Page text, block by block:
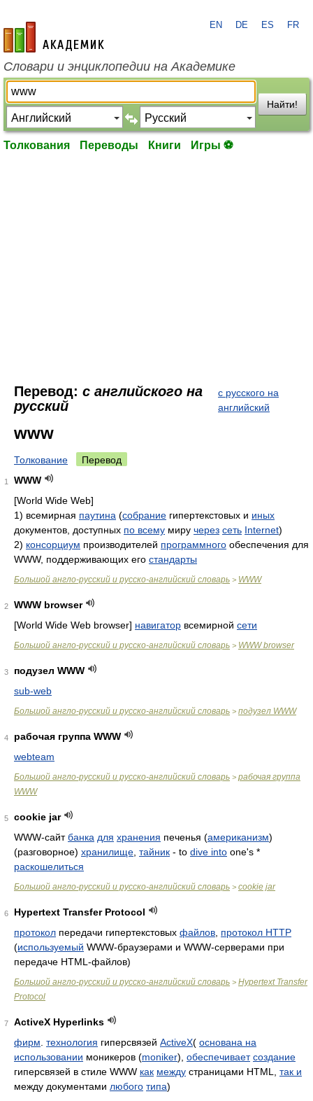
academic.ru
EN DE ES FR
Словари и энциклопедии на Академике
Найти!
Толкования Переводы Книги Игры ⚽
Перевод: с английского на
русский
с русского на
английский
www
Толкование Перевод
1
WWW
[World Wide Web]
1) всемирная паутина (собрание гипертекстовых и иных
документов, доступных по всему миру через сеть Internet)
2) консорциум производителей программного обеспечения для
WWW, поддерживающих его стандарты
Большой англо-русский и русско-английский словарь > WWW
2
WWW browser
[World Wide Web browser] навигатор всемирной сети
Большой англо-русский и русско-английский словарь > WWW browser
3
подузел WWW
sub-web
Большой англо-русский и русско-английский словарь > подузел WWW
4
рабочая группа WWW
webteam
Большой англо-русский и русско-английский словарь > рабочая группа
WWW
5
cookie jar
WWW-сайтбанка для хранения печенья (американизм)
(разговорное) хранилище тайник - to dive into one's *
раскошелиться
Большой англо-русский и русско-английский словарь > cookie jar
6
Hypertext Transfer Protocol
протокол передачи гипертекстовых файлов протокол HTTP
(используемый WWW-браузерами и WWW-серверами при
передаче HTML-файлов)
Большой англо-русский и русско-английский словарь > Hypertext Transfer
Protocol
7
ActiveX Hyperlinks
фирм технология гиперсвязей ActiveX( основана на
использовании моникеров (moniker), обеспечивает создание
гиперсвязей в стиле WWW как между страницами HTML, так и
между документами любого типа)